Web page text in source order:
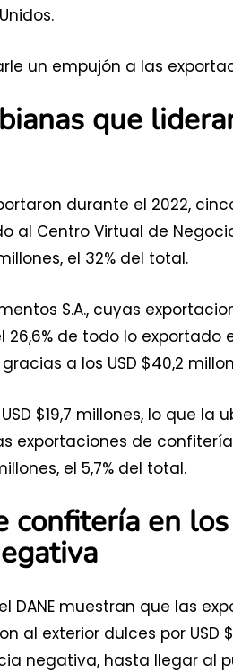
un empujón a las
que
durante el 2022,
al Centro Virtual de
el 32% del total.
S.A., cuyas
de todo lo exportado
a los USD $40,2
$19,7 millones, lo que
exportaciones de
el 5,7% del total.
confitería en
DANE muestran que las
al exterior dulces por USD
negativa, hasta llegar al